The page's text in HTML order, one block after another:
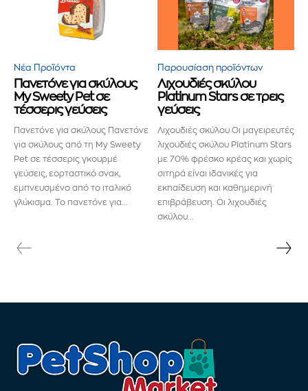
Νέα Προϊόντα
Πανετόνε για σκύλους
My Sweety Pet σε
τέσσερις γεύσεις
Πανετόνε για σκύλους Πανετόνε
για σκύλους από τη My Sweety
Pet σε τέσσερις γκουρμέ
γεύσεις, εορταστικό σνακ,
εμπνευσμένο από το ιταλικό
γλύκισμα. Το πανετόνε για...
Παρουσίαση προϊόντων
Λιχουδιές σκύλου
Platinum Stars σε τρεις
γεύσεις
Λιχουδιές σκύλου Οι μαγειρευτές
λιχουδιές σκύλου Platinum Stars
με 70% φρέσκο κρέας και χωρίς
σιτηρά είναι ιδανικές για
εκπαίδευση και καθημερινή
επιβράβευση. Οι λιχουδιές
σκύλου...